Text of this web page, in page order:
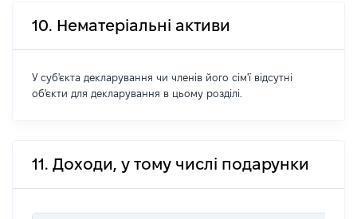
10. Нематеріальні активи
У суб'єкта декларування чи членів його сім'ї відсутні
об'єкти для декларування в цьому розділі.
11. Доходи, у тому числі подарунки